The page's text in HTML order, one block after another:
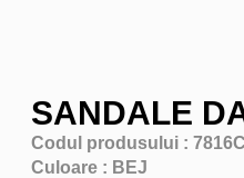
SANDALE
Codul produsului :
Culoare : BEJ